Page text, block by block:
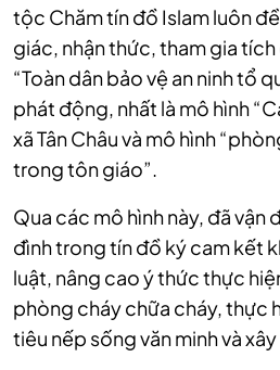
tộc Chăm tín đồ Islam luôn
giác, nhận thức, tham gia
“Toàn dân bảo vệ an ninh tổ
phát động, nhất là mô hình
xã Tân Châu và mô hình
trong tôn giáo”.
Qua các mô hình này, đã vận
đình trong tín đồ ký cam kết
luật, nâng cao ý thức thực
phòng cháy chữa cháy, thực
tiêu nếp sống văn minh và